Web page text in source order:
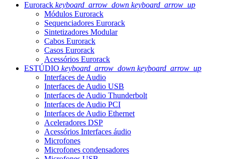
Eurorack keyboard_arrow_down keyboard_arrow_up
Módulos Eurorack
Sequenciadores Eurorack
Sintetizadores Modular
Cabos Eurorack
Casos Eurorack
Acessórios Eurorack
ESTÚDIO keyboard_arrow_down keyboard_arrow_up
Interfaces de Audio
Interfaces de Audio USB
Interfaces de Audio Thunderbolt
Interfaces de Audio PCI
Interfaces de Audio Ethernet
Aceleradores DSP
Acessórios Interfaces áudio
Microfones
Microfones condensadores